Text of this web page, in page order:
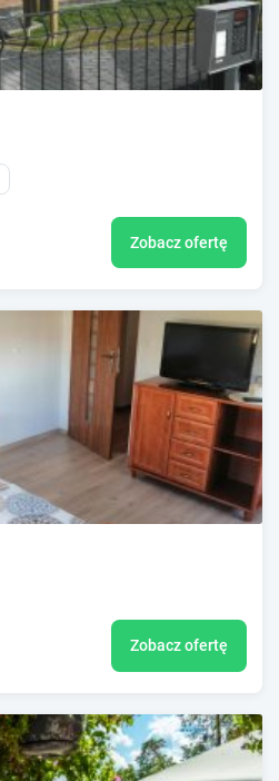
Zobacz ofertę
Zobacz ofertę